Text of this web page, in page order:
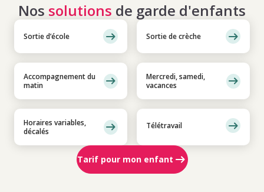
Nos solutions de garde d'enfants
Sortie d’école Sortie de crèche
Accompagnement du
matin
Mercredi, samedi,
vacances
Horaires variables,
décalés
Télétravail
Tarif pour mon enfant